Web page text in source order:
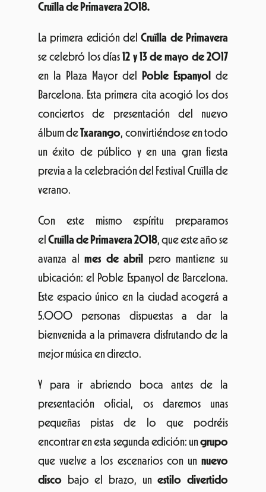
Cruïlla de Primavera 2018.
La primera edición delCruïlla de Primavera
se celebró los días12 y 13 de mayo de 2017
en la Plaza Mayor del
Poble Espanyol de
Barcelona. Esta primera cita acogió los dos
conciertos de presentación del nuevo
álbum deTxarango, convirtiéndose en todo
un éxito de público y en una gran fiesta
previa a la celebración del Festival Cruïlla de
verano.
Con este mismo espíritu preparamos
el Cruïlla de Primavera 2018, que este año se
avanza almes de abril
pero mantiene su
ubicación: el Poble Espanyol de Barcelona.
Este espacio único en la ciudad acogerá a
5.000 personas dispuestas a dar la
bienvenida a la primavera disfrutando de la
mejor música en directo.
Y para ir abriendo boca antes de la
presentación oficial, os daremos unas
pequeñas pistas de lo que podréis
encontrar en esta segunda edición: ungrupo
que vuelve a los escenarios con un nuevo
disco bajo el brazo, unestilo divertido